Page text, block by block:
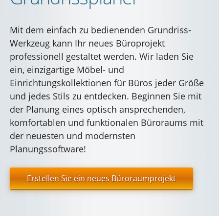
Mit dem einfach zu bedienenden Grundriss-
Werkzeug kann Ihr neues Büroprojekt
professionell gestaltet werden. Wir laden Sie
ein, einzigartige Möbel- und
Einrichtungskollektionen für Büros jeder Größe
und jedes Stils zu entdecken. Beginnen Sie mit
der Planung eines optisch ansprechenden,
komfortablen und funktionalen Büroraums mit
der neuesten und modernsten
Planungssoftware!
Erstellen Sie ein neues Büroraumprojekt